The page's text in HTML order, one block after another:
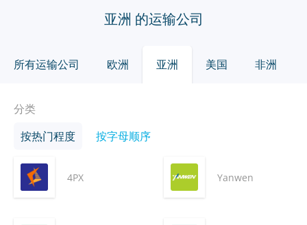
亚洲 的运输公司
所有运输公司 欧洲 亚洲 美国 非洲
分类
按热门程度
按字母顺序
4PX Yanwen